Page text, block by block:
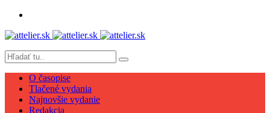
O časopise
Tlačené vydania
Najnovšie vydanie
Redakcia